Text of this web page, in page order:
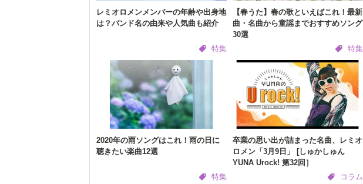
レミオロメンメンバーの年齢や出身地
は？バンド名の由来や人気曲も紹介
特集
【春うた】春の歌といえばこれ！最新
曲・名曲から童謡までおすすめソング
30選
特集
2020年の雨ソングはこれ！雨の日に
聴きたい楽曲12選
特集
卒業の思い出が詰まった名曲、レミオ
ロメン「3月9日」 [しゅかしゅん
YUNA Urock! 第32回］
コラム